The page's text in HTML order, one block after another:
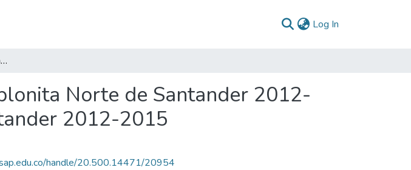
Log In
Plan Plurianual de inversiones Pamplonita Norte de Santander 2012-2015: PPI Pamplonita Norte de Santander 2012-2015
Norte de Santander 2012-
2012-2015
handle/20.500.14471/20954